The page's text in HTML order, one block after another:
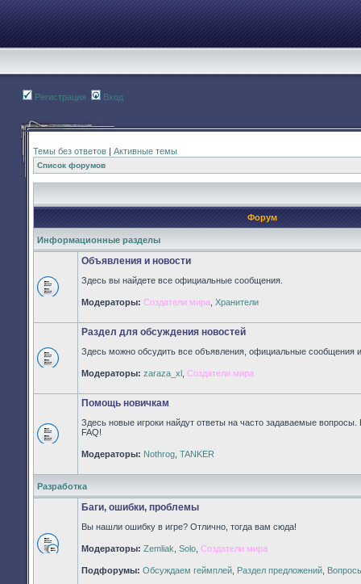
Регистрация Вход
Темы без ответов | Активные темы
Список форумов
Форум
Информационные разделы
Нет
непрочитанных
Объявления и новости
Здесь вы найдете все официальные сообщения.
Модераторы: Создатели мира Хранители
Нет
непрочитанных
Раздел для обсуждения новостей
Здесь можно обсудить все объявления, официальные сообщения и
Модераторы: zaraza_xl Создатели мира
непрочитанных
Помощь новичкам
Здесь новые игроки найдут ответы на часто задаваемые вопросы.
FAQ!
Модераторы: Nothrog TANKER
Разработка
непрочитанных
сообщений
Баги, ошибки, проблемы
Вы нашли ошибку в игре? Отлично, тогда вам сюда!
Модераторы: Zemliak Solo Создатели мира
Подфорумы: Обсуждаем геймплей Раздел предложений